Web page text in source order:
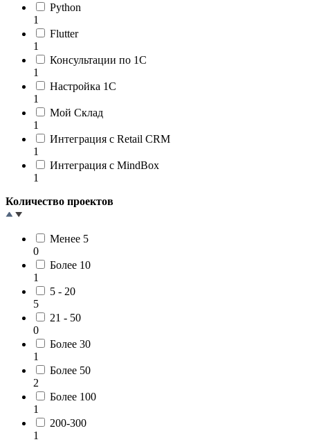
Python
1
Flutter
1
Консультации по 1С
1
Настройка 1С
1
Мой Склад
1
Интеграция с Retail CRM
1
Интеграция с MindBox
1
Количество проектов
Менее 5
0
Более 10
1
5 - 20
5
21 - 50
0
Более 30
1
Более 50
2
Более 100
1
200-300
1